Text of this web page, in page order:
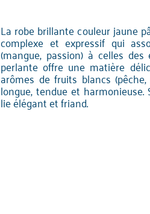
La robe brillante couleur jaune
complexe et expressif qui
(mangue, passion) à celles
perlante offre une matière
arômes de fruits blancs
longue, tendue et
lie élégant et friand.